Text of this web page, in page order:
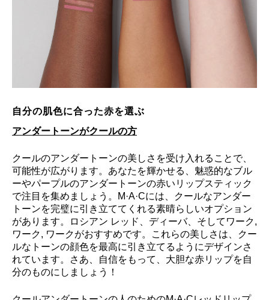
自分の肌色に合った赤を選ぶ
アンダートーンがクールの方
クールのアンダートーンの美しさを受け入れることで、
可能性が広がります。あなたを輝かせる、魅惑的なブル
ーやパープルのアンダートーンの赤いリップスティック
で注目を集めましょう。M·A·Cには、クールなアンダー
トーンを完璧に引き立ててくれる素晴らしいオプション
があります。ロシアン レッド、ディーバ、そしてワーク,
ワーク, ワークがおすすめです。これらの美しさは、クー
ルなトーンの顔色を最高に引き立てるようにデザインさ
れています。さあ、自信をもって、大胆な赤リップを自
分のものにしましょう！